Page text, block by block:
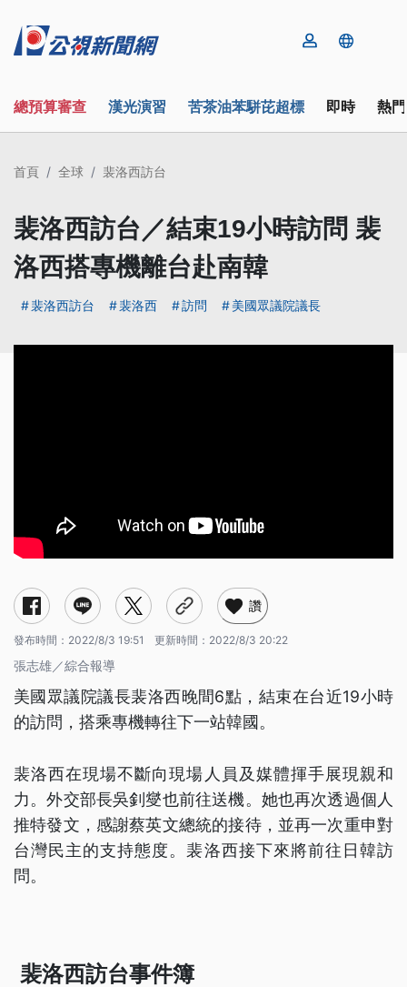
總預算審查 漢光演習 苦茶油苯駢芘超標 即時 熱
首頁 全球 裴洛西訪台
裴洛西訪台／結束19小時訪問 裴
洛西搭專機離台赴南韓
裴洛西訪台 裴洛西 訪問 美國眾議院議長
讚
發布時間： 2022/8/3 19:51 更新時間： 2022/8/3 20:22
張志雄／綜合報導
美國眾議院議長裴洛西晚間6點，結束在台近19小時
的訪問，搭乘專機轉往下一站韓國。
裴洛西在現場不斷向現場人員及媒體揮手展現親和
力。外交部長吳釗燮也前往送機。她也再次透過個人
推特發文，感謝蔡英文總統的接待，並再一次重申對
台灣民主的支持態度。裴洛西接下來將前往日韓訪
問。
裴洛西訪台事件簿